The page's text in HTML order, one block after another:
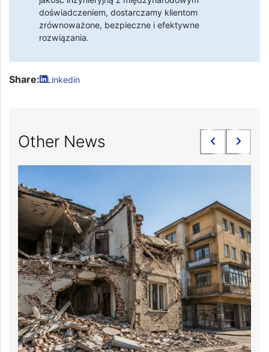
doświadczeniem, dostarczamy klientom
zrównoważone, bezpieczne i efektywne
rozwiązania.
Share: Linkedin
Other News